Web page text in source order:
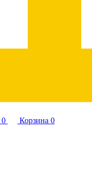
0 Корзина 0